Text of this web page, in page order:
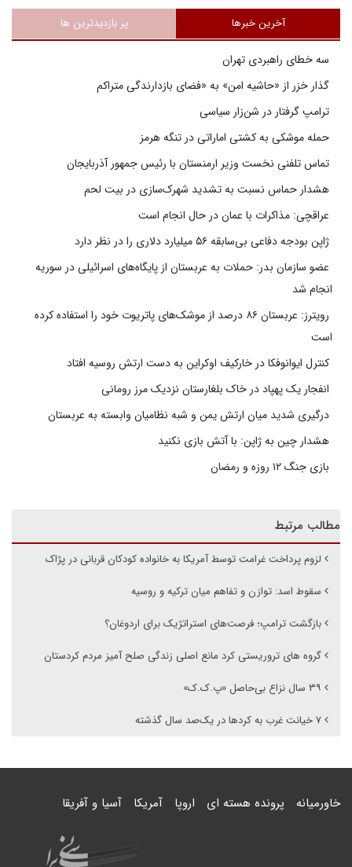
آخرین خبرها پر بازدیدترین ها
سه خطای راهبردی تهران
گذار خزر از «حاشیه امن» به «فضای بازدارندگی متراکم
ترامپ گرفتار در شن‌زار سیاسی
حمله موشکی به کشتی اماراتی در تنگه هرمز
تماس تلفنی نخست وزیر ارمنستان با رئیس جمهور آذربایجان
هشدار حماس نسبت به تشدید شهرک‌سازی در بیت‌ لحم
عراقچی: مذاکرات با عمان در حال انجام است
ژاپن بودجه دفاعی بی‌سابقه ۵۶ میلیارد دلاری را در نظر دارد
عضو سازمان بدر: حملات به عربستان از پایگاه‌های اسرائیلی در سوریه
انجام شد
رویترز: عربستان ۸۶ درصد از موشک‌های پاتریوت خود را استفاده کرده
است
کنترل ایوانوفکا در خارکیف اوکراین به دست ارتش روسیه افتاد
انفجار یک پهپاد در خاک بلغارستان نزدیک مرز رومانی
درگیری شدید میان ارتش یمن و شبه نظامیان وابسته به عربستان
هشدار چین به ژاپن: با آتش بازی نکنید
بازی جنگ ۱۲ روزه و رمضان
مطالب مرتبط
لزوم پرداخت غرامت توسط آمریکا به خانواده کودکان قربانی در پژاک
سقوط اسد: توازن و تفاهم میان ترکیه و روسیه
بازگشت ترامپ؛ فرصت‌های استراتژیک برای اردوغان؟
گروه های تروریستی کرد مانع اصلی زندگی صلح آمیز مردم کردستان
۳۹ سال نزاع بی‌حاصل «پ.ک.ک»
۷ خیانت غرب به کردها در یک‌صد سال گذشته
خاورمیانه پرونده هسته ای اروپا آمریکا آسیا و آفریقا